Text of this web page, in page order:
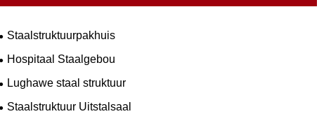
Staalstruktuurpakhuis
Hospitaal Staalgebou
Lughawe staal struktuur
Staalstruktuur Uitstalsaal